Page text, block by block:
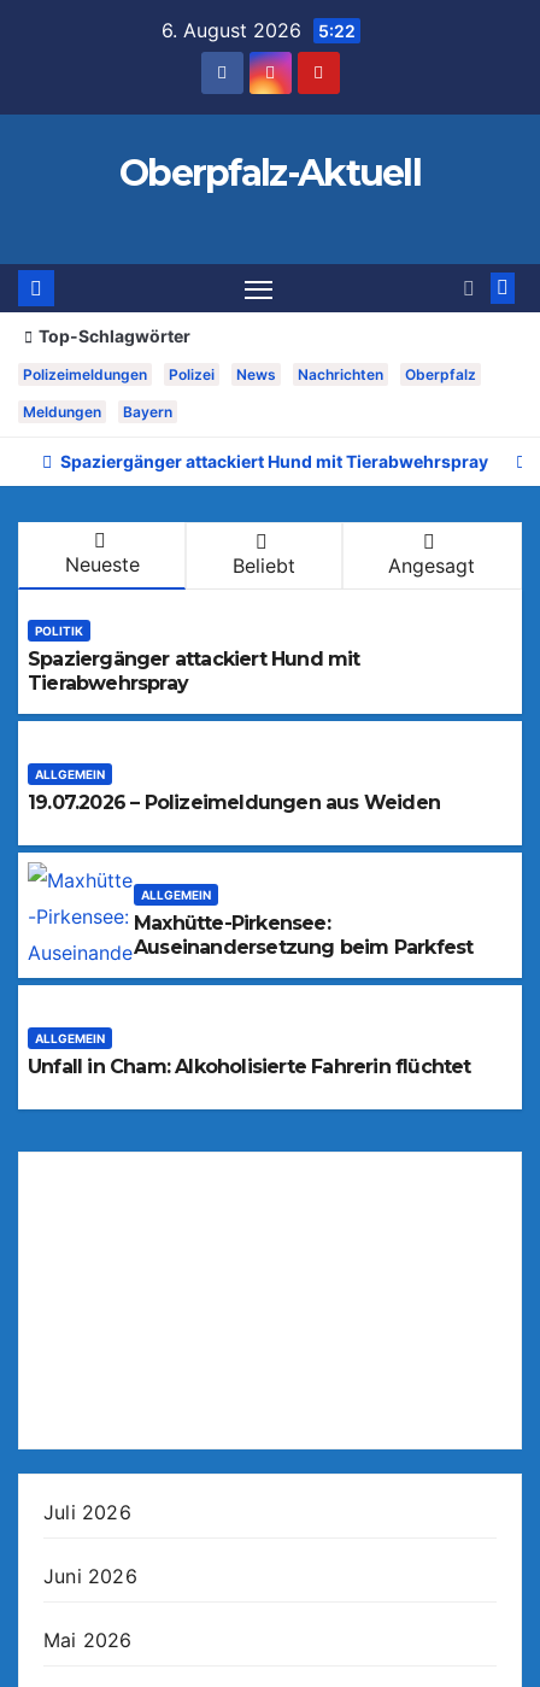
6. August 2026 5:22
Oberpfalz-Aktuell
Top-Schlagwörter
Polizeimeldungen Polizei News Nachrichten Oberpfalz
Meldungen Bayern
Spaziergänger attackiert Hund mit Tierabwehrspray
Neueste Beliebt Angesagt
POLITIK
Spaziergänger attackiert Hund mit
Tierabwehrspray
ALLGEMEIN
19.07.2026 – Polizeimeldungen aus Weiden
ALLGEMEIN
Maxhütte-Pirkensee:
Auseinandersetzung beim Parkfest
ALLGEMEIN
Unfall in Cham: Alkoholisierte Fahrerin flüchtet
Juli 2026
Juni 2026
Mai 2026